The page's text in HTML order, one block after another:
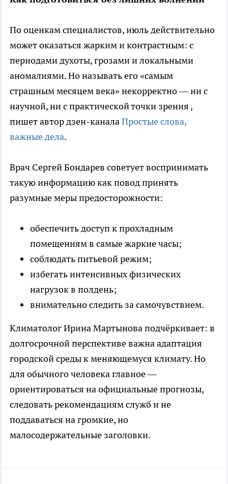
По оценкам специалистов, июль действительно
может оказаться жарким и контрастным: с
периодами духоты, грозами и локальными
аномалиями. Но называть его «самым
страшным месяцем века» некорректно — ни с
научной, ни с практической точки зрения ,
пишет автор дзен-каналаПростые слова,
важные дела.
Врач Сергей Бондарев советует воспринимать
такую информацию как повод принять
разумные меры предосторожности:
обеспечить доступ к прохладным
помещениям в самые жаркие часы;
соблюдать питьевой режим;
избегать интенсивных физических
нагрузок в полдень;
внимательно следить за самочувствием.
Климатолог Ирина Мартынова подчёркивает: в
долгосрочной перспективе важна адаптация
городской среды к меняющемуся климату. Но
для обычного человека главное —
ориентироваться на официальные прогнозы,
следовать рекомендациям служб и не
поддаваться на громкие, но
малосодержательные заголовки.